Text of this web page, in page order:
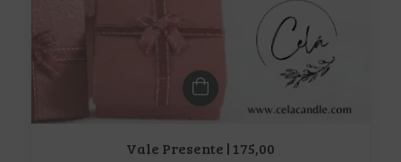
Vale Presente | 175,00